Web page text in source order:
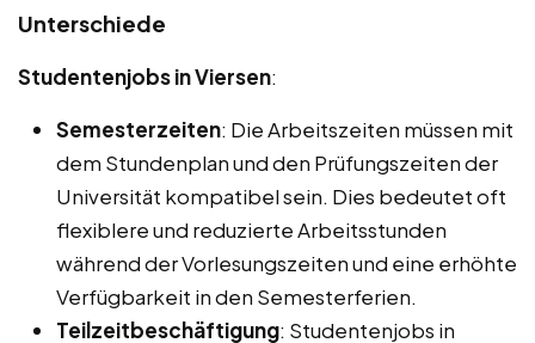
Unterschiede
Studentenjobs in Viersen:
Semesterzeiten: Die Arbeitszeiten müssen mit
dem Stundenplan und den Prüfungszeiten der
Universität kompatibel sein. Dies bedeutet oft
flexiblere und reduzierte Arbeitsstunden
während der Vorlesungszeiten und eine erhöhte
Verfügbarkeit in den Semesterferien.
Teilzeitbeschäftigung: Studentenjobs in